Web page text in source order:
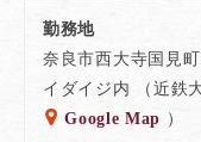
勤務地
奈良市西大寺国見
イダイジ内 （近鉄
Google Map ）